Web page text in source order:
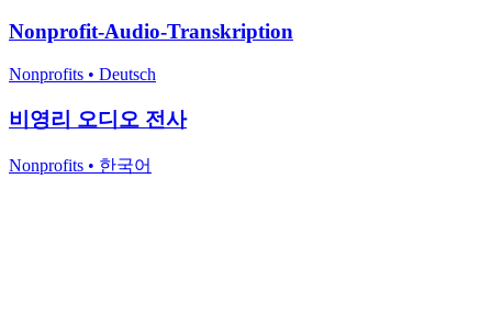
Nonprofit-Audio-Transkription
Nonprofits • Deutsch
비영리 오디오 전사
Nonprofits • 한국어